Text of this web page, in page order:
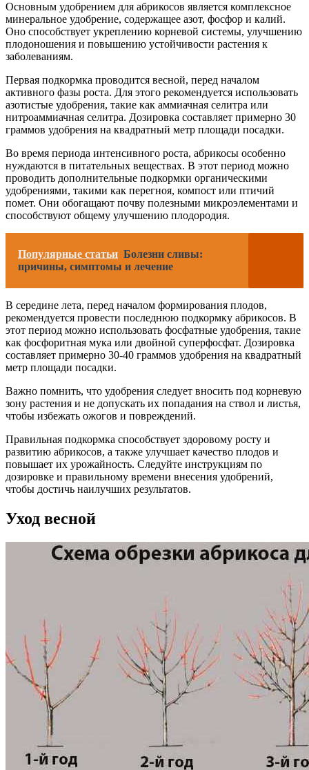
Основным удобрением для абрикосов является комплексное
минеральное удобрение, содержащее азот, фосфор и калий.
Оно способствует укреплению корневой системы, улучшению
плодоношения и повышению устойчивости растения к
заболеваниям.
Первая подкормка проводится весной, перед началом
активного фазы роста. Для этого рекомендуется использовать
азотистые удобрения, такие как аммиачная селитра или
нитроаммиачная селитра. Дозировка составляет примерно 30
граммов удобрения на квадратный метр площади посадки.
Во время периода интенсивного роста, абрикосы особенно
нуждаются в питательных веществах. В этот период можно
проводить дополнительные подкормки органическими
удобрениями, такими как перегноя, компост или птичий
помет. Они обогащают почву полезными микроэлементами и
способствуют общему улучшению плодородия.
Популярные статьи Болезни сливы:
причины, симптомы и лечение
В середине лета, перед началом формирования плодов,
рекомендуется провести последнюю подкормку абрикосов. В
этот период можно использовать фосфатные удобрения, такие
как фосфоритная мука или двойной суперфосфат. Дозировка
составляет примерно 30-40 граммов удобрения на квадратный
метр площади посадки.
Важно помнить, что удобрения следует вносить под корневую
зону растения и не допускать их попадания на ствол и листья,
чтобы избежать ожогов и повреждений.
Правильная подкормка способствует здоровому росту и
развитию абрикосов, а также улучшает качество плодов и
повышает их урожайность. Следуйте инструкциям по
дозировке и правильному времени внесения удобрений,
чтобы достичь наилучших результатов.
Уход весной